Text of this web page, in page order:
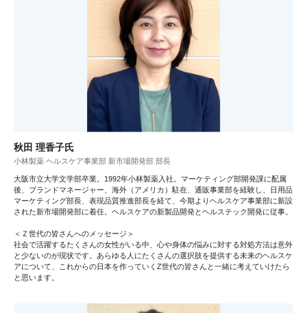
秋田 理香子氏
小林製薬 ヘルスケア事業部 新市場開発部 部長
大阪市立大学文学部卒業。1992年小林製薬入社。マーケティング部開発課に配属
後、ブランドマネージャー、海外（アメリカ）駐在、通販事業部を経験し、日用品
マーケティング部長、表現品質推進部長を経て、今期よりヘルスケア事業部に新設
された新市場開発部に着任。ヘルスケアの新製品開発とヘルステック開発に従事。
＜Ｚ世代の皆さんへのメッセージ＞
社会で活躍するたくさんの女性がいる中、心や身体の悩みに対する対処方法は意外
と少ないのが現状です。あらゆる人にたくさんの選択肢を提供する未来のヘルスケ
アについて、これからの日本を作っていくZ世代の皆さんと一緒に考えていけたら
と思います。